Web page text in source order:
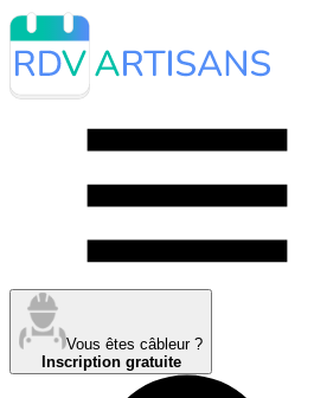
Vous êtes câbleur ?
Inscription gratuite